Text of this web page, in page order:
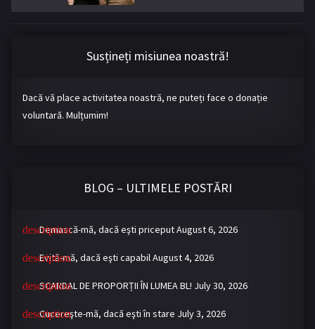
Susțineți misiunea noastră!
Dacă vă place activitatea noastră, ne puteți face o donație
voluntară. Mulțumim!
BLOG – ULTIMELE POSTĂRI
Demască-mă, dacă eşti priceputAugust 6, 2026
Evită-mă, dacă eşti capabilAugust 4, 2026
SCANDAL DE PROPORȚII ÎN LUMEA BL! July 30, 2026
Cucereşte-mă, dacă eşti în stare July 3, 2026